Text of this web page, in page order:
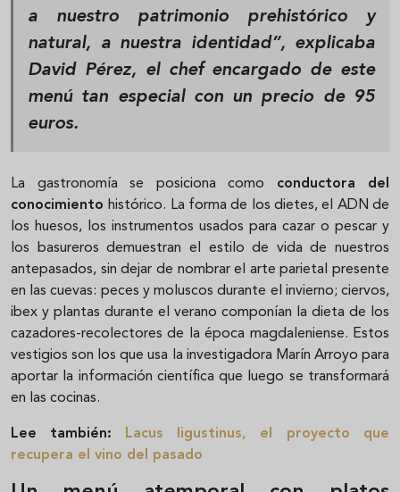
a nuestro patrimonio prehistórico y
natural, a nuestra identidad”, explicaba
David Pérez, el chef encargado de este
menú tan especial con un precio de 95
euros.
La gastronomía se posiciona como conductora del
conocimiento histórico. La forma de los dietes, el ADN de
los huesos, los instrumentos usados para cazar o pescar y
los basureros demuestran el estilo de vida de nuestros
antepasados, sin dejar de nombrar el arte parietal presente
en las cuevas: peces y moluscos durante el invierno; ciervos,
ibex y plantas durante el verano componían la dieta de los
cazadores-recolectores de la época magdaleniense. Estos
vestigios son los que usa la investigadora Marín Arroyo para
aportar la información científica que luego se transformará
en las cocinas.
Lee también:
Lacus ligustinus, el proyecto que
recupera el vino del pasado